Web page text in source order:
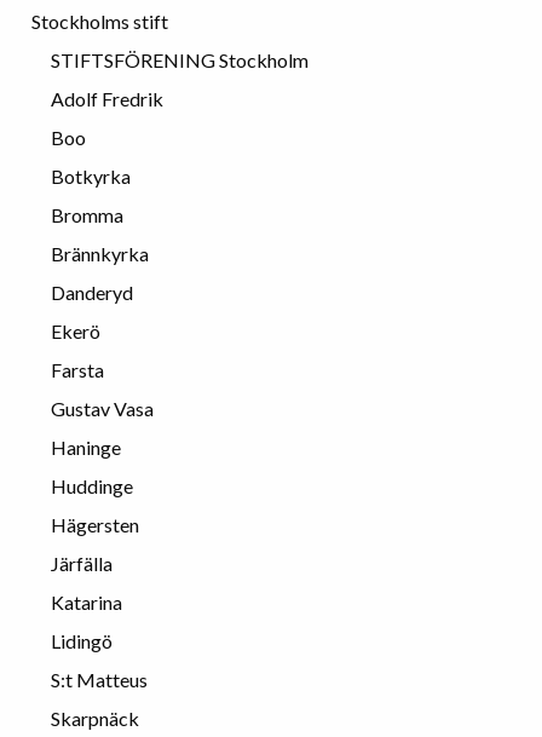
Stockholms stift
STIFTSFÖRENING Stockholm
Adolf Fredrik
Boo
Botkyrka
Bromma
Brännkyrka
Danderyd
Ekerö
Farsta
Gustav Vasa
Haninge
Huddinge
Hägersten
Järfälla
Katarina
Lidingö
S:t Matteus
Skarpnäck